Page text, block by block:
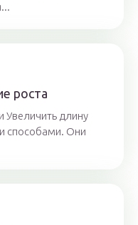
роста
Увеличить длину
способами. Они